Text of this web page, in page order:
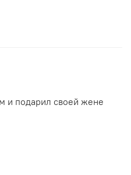
и подарил своей жене